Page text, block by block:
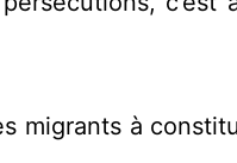
migrants à